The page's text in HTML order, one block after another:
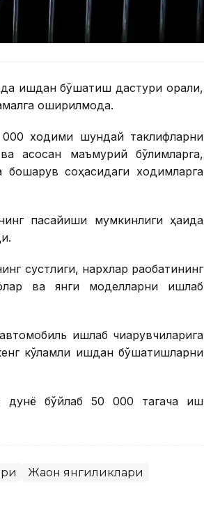
ишдан бўшатиш дастури орқали,
оширилмоқда.
ходими шундай таклифларни
асосан маъмурий бўлимларга,
соҳасидаги ходимларга
пасайиши мумкинлиги ҳақида
сустлиги, нархлар рақобатининг
ва янги моделларни ишлаб
ишлаб чиқарувчиларига
кўламли ишдан бўшатишларни
дунё бўйлаб 50 000 тагача иш
Жаҳон янгиликлари